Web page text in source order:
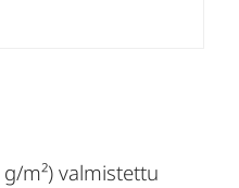
m²) valmistettu